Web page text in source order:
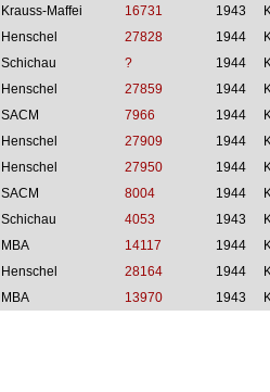
Krauss-Maffei
16731 1943
Henschel
27828 1944
Schichau
? 1944
Henschel
27859 1944
SACM
7966 1944
Henschel
27909 1944
Henschel
27950 1944
SACM
8004 1944
Schichau
4053 1943
MBA
14117 1944
Henschel
28164 1944
MBA
13970 1943